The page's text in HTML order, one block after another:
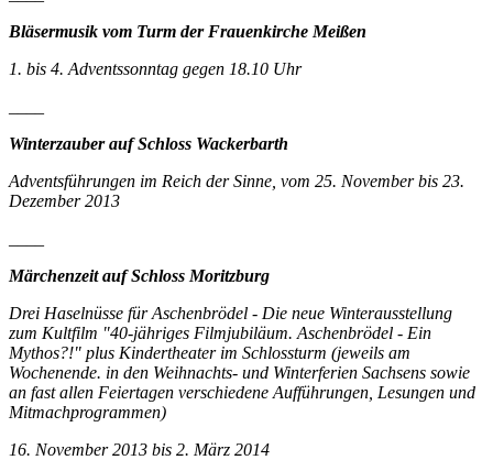
Bläsermusik vom Turm der Frauenkirche Meißen
1. bis 4. Adventssonntag gegen 18.10 Uhr
Winterzauber auf Schloss Wackerbarth
Adventsführungen im Reich der Sinne, vom 25. November bis 23.
Dezember 2013
Märchenzeit auf Schloss Moritzburg
Drei Haselnüsse für Aschenbrödel - Die neue Winterausstellung
zum Kultfilm "40-jähriges Filmjubiläum. Aschenbrödel - Ein
Mythos?!" plus Kindertheater im Schlossturm (jeweils am
Wochenende. in den Weihnachts- und Winterferien Sachsens sowie
an fast allen Feiertagen verschiedene Aufführungen, Lesungen und
Mitmachprogrammen)
16. November 2013 bis 2. März 2014